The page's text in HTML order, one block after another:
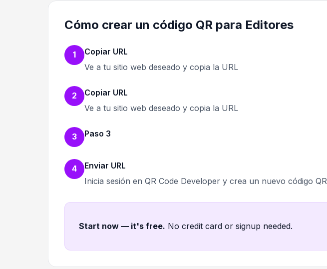
Cómo crear un código QR para Editores
1
Copiar URL
Ve a tu sitio web deseado y copia la URL
2
Copiar URL
Ve a tu sitio web deseado y copia la URL
3 Paso 3
4
Enviar URL
Inicia sesión en QR Code Developer y crea un nuevo código QR
Start now — it's free. No credit card or signup needed.